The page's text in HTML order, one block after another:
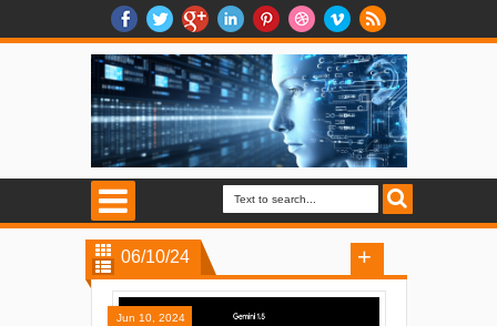
06/10/24
Jun 10, 2024